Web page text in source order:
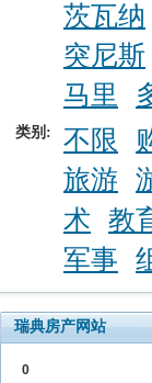
茨瓦纳
突尼斯
马里
类别: 不限
旅游
术
教
军事
瑞典房产网站
0